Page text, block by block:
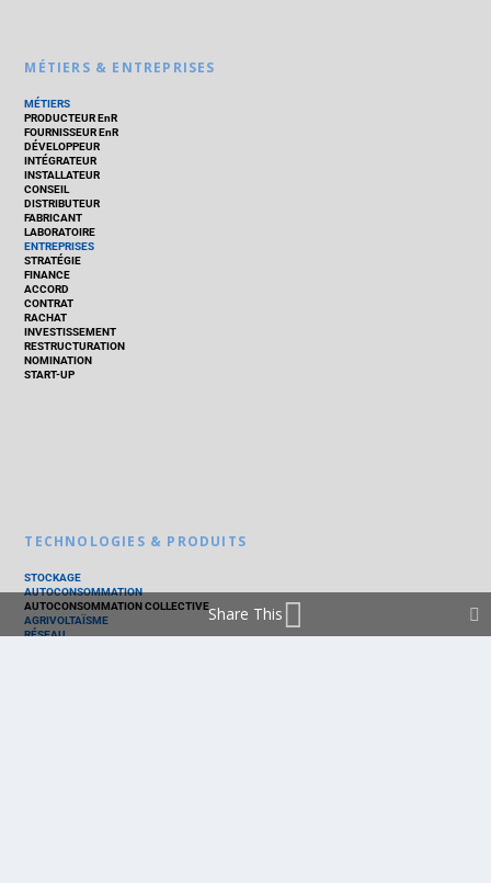
MÉTIERS & ENTREPRISES
MÉTIERS
PRODUCTEUR EnR
FOURNISSEUR EnR
DÉVELOPPEUR
INTÉGRATEUR
INSTALLATEUR
CONSEIL
DISTRIBUTEUR
FABRICANT
LABORATOIRE
ENTREPRISES
STRATÉGIE
FINANCE
ACCORD
CONTRAT
RACHAT
INVESTISSEMENT
RESTRUCTURATION
NOMINATION
START-UP
TECHNOLOGIES & PRODUITS
STOCKAGE
AUTOCONSOMMATION
AUTOCONSOMMATION COLLECTIVE
AGRIVOLTAÏSME
RÉSEAU
Share This